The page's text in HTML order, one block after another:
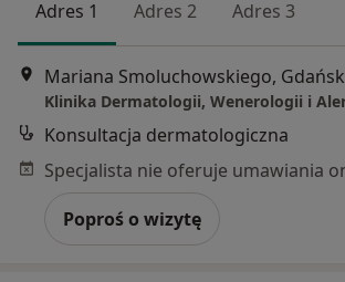
Adres 1 Adres 2 Adres 3
Mariana Smoluchowskiego, Gdańsk
Konsultacja dermatologiczna
Poproś o wizytę